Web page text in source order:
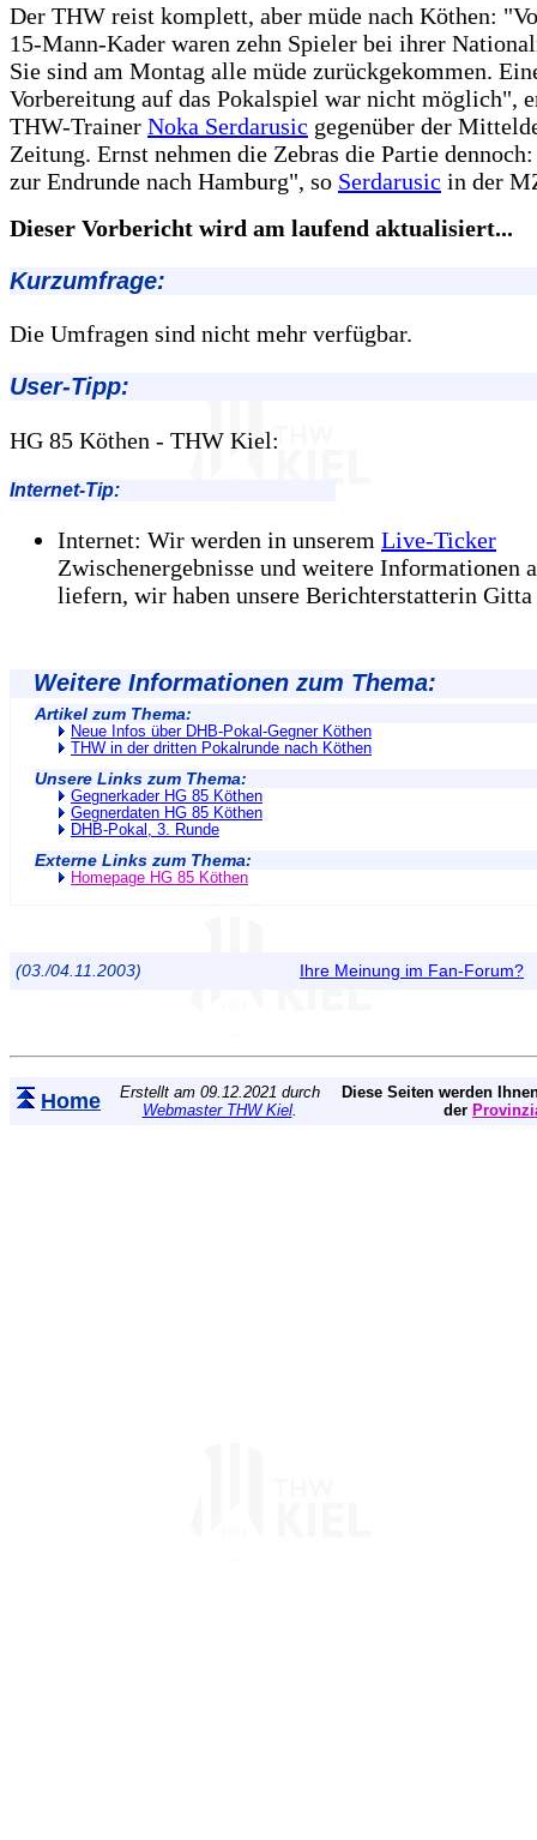
Der THW reist komplett, aber müde nach Köthen:
15-Mann-Kader waren zehn Spieler bei ihrer
Sie sind am Montag alle müde zurückgekommen.
Vorbereitung auf das Pokalspiel war nicht möglich",
THW-Trainer Noka Serdarusic gegenüber der
Zeitung. Ernst nehmen die Zebras die Partie
zur Endrunde nach Hamburg", so Serdarusic in der
Dieser Vorbericht wird am laufend aktualisiert...
Kurzumfrage:
Die Umfragen sind nicht mehr verfügbar.
User-Tipp:
HG 85 Köthen - THW Kiel:
Internet-Tip:
Internet: Wir werden in unserem Live-Ticker
Zwischenergebnisse und weitere Informationen
liefern, wir haben unsere Berichterstatterin
Weitere Informationen zum Thema:
Artikel zum Thema:
Neue Infos über DHB-Pokal-Gegner Köthen
THW in der dritten Pokalrunde nach Köthen
Unsere Links zum Thema:
Gegnerkader HG 85 Köthen
Gegnerdaten HG 85 Köthen
DHB-Pokal, 3. Runde
Externe Links zum Thema:
Homepage HG 85 Köthen
(03./04.11.2003) Ihre Meinung im Fan-Forum?
Home
Erstellt am 09.12.2021 durch
Webmaster THW Kiel.
Diese Seiten werden
der